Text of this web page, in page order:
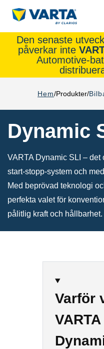
Den senaste
påverkar inte
Automotive-
Hem Produkter
Dynamic
VARTA Dynamic SLI – det
start-stopp-system och
Med beprövad teknologi
perfekta valet för
pålitlig kraft och hållbarhet.
Varför
VARTA